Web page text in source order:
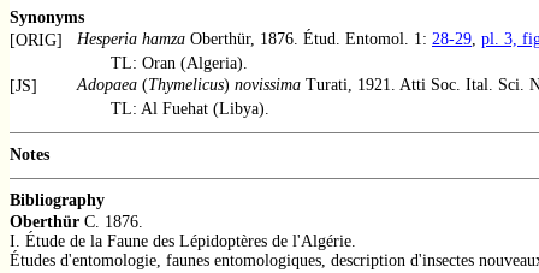
Synonyms
[ORIG]
Hesperia hamza Oberthür, 1876. Étud. Entomol. 1: 28-29, pl. 3,
TL: Oran (Algeria).
[JS]
Adopaea (Thymelicus) novissima Turati, 1921. Atti Soc. Ital. Sci.
TL: Al Fuehat (Libya).
Notes
Bibliography
Oberthür C. 1876.
I. Étude de la Faune des Lépidoptères de l'Algérie.
Études d'entomologie, faunes entomologiques, description d'insectes